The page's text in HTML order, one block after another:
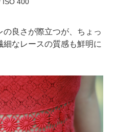
良さが際立つが、ちょっ
なレースの質感も鮮明に